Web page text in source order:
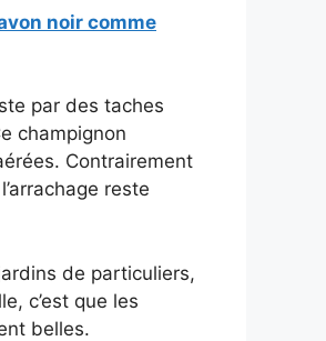
noir comme
par des taches
champignon
Contrairement
reste
de particuliers,
c’est que les
belles.